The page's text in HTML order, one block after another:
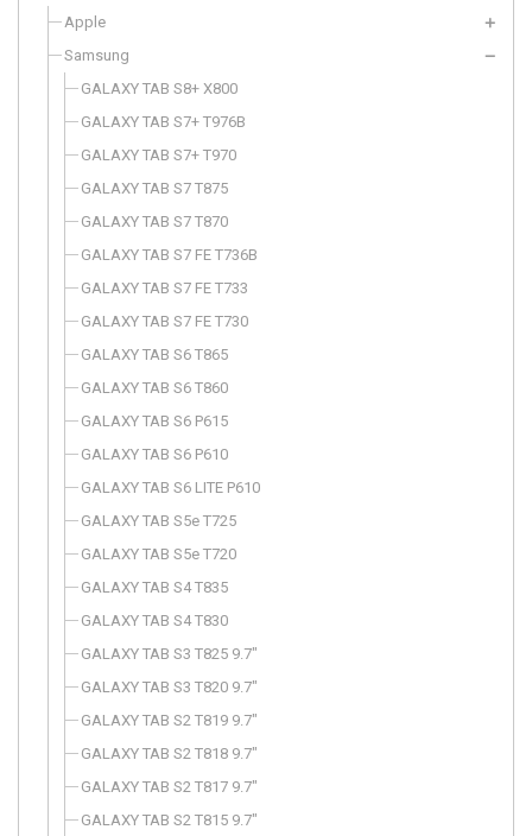
Apple
Samsung
GALAXY TAB S8+ X800
GALAXY TAB S7+ T976B
GALAXY TAB S7+ T970
GALAXY TAB S7 T875
GALAXY TAB S7 T870
GALAXY TAB S7 FE T736B
GALAXY TAB S7 FE T733
GALAXY TAB S7 FE T730
GALAXY TAB S6 T865
GALAXY TAB S6 T860
GALAXY TAB S6 P615
GALAXY TAB S6 P610
GALAXY TAB S6 LITE P610
GALAXY TAB S5e T725
GALAXY TAB S5e T720
GALAXY TAB S4 T835
GALAXY TAB S4 T830
GALAXY TAB S3 T825 9.7"
GALAXY TAB S3 T820 9.7"
GALAXY TAB S2 T819 9.7"
GALAXY TAB S2 T818 9.7"
GALAXY TAB S2 T817 9.7"
GALAXY TAB S2 T815 9.7"